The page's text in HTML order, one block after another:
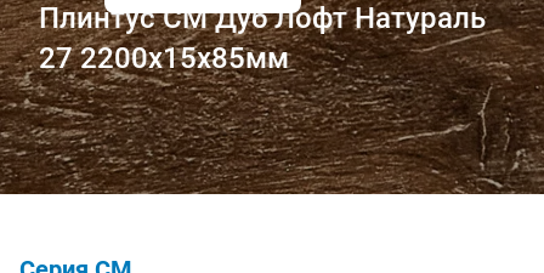
Плинтус СМ Дуб Лофт Натураль
27 2200x15x85мм